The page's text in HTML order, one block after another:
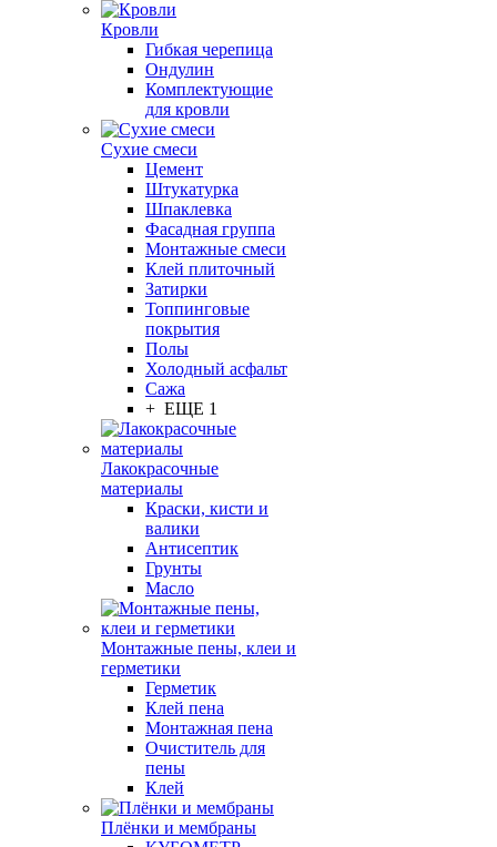
Кровли
Гибкая черепица
Ондулин
Комплектующие
для кровли
Сухие смеси
Цемент
Штукатурка
Шпаклевка
Фасадная группа
Монтажные смеси
Клей плиточный
Затирки
Топпинговые
покрытия
Полы
Холодный асфальт
Сажа
+ ЕЩЕ 1
Лакокрасочные
материалы
Краски, кисти и
валики
Антисептик
Грунты
Масло
Монтажные пены, клеи и
герметики
Герметик
Клей пена
Монтажная пена
Очиститель для
пены
Клей
Плёнки и мембраны